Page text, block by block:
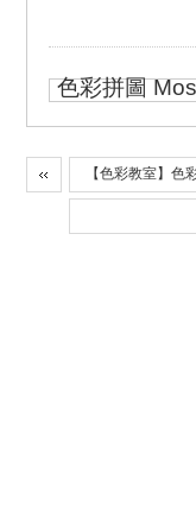
色彩拼圖
【色彩教室】色